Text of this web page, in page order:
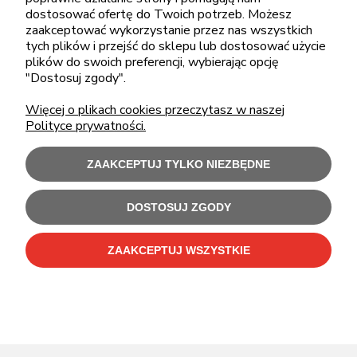
ZAKUPY
POMOC
MOJE KONTO
INFORMACJE
Użytkowanie sklepu oznacza zgodę na wykorzystywanie plików cookies.
dostosować ofertę do Twoich potrzeb. Możesz
zaakceptować wykorzystanie przez nas wszystkich
tych plików i przejść do sklepu lub dostosować użycie
plików do swoich preferencji, wybierając opcję
"Dostosuj zgody".
Więcej o plikach cookies przeczytasz w naszej
Polityce prywatności.
ZAAKCEPTUJ TYLKO NIEZBĘDNE
DOSTOSUJ ZGODY
ZAAKCEPTUJ WSZYSTKIE